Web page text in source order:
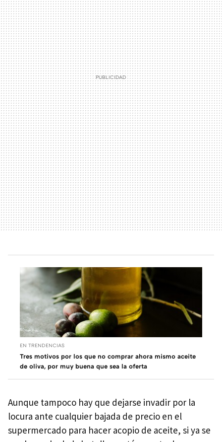
EN TRENDENCIAS
Tres motivos por los que no comprar ahora mismo aceite
de oliva, por muy buena que sea la oferta
Aunque tampoco hay que dejarse invadir por la
locura ante cualquier bajada de precio en el
supermercado para hacer acopio de aceite, si ya se